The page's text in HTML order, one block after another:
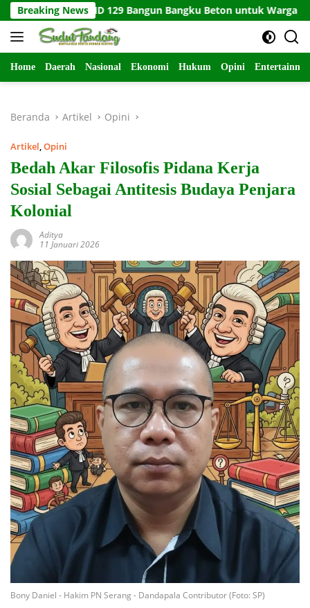
Langsung
ke
konten
Breaking News
TMMD 129 Bangun Bangku Beton untuk Warga
Home Daerah Nasional Ekonomi Hukum Opini
Beranda Artikel Opini
Artikel,Opini
Bedah Akar Filosofis Pidana Kerja
Sosial Sebagai Antitesis Budaya Penjara
Kolonial
Aditya
11 Januari 2026
Bony Daniel - Hakim PN Serang - Dandapala Contributor (Foto: SP)